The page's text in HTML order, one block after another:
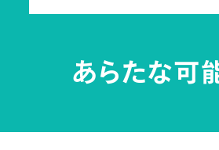
あらたな可